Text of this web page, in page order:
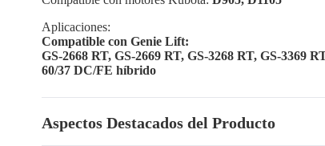
Aplicaciones:
Compatible con Genie Lift:
GS-2668 RT, GS-2669 RT, GS-3268 RT, GS-3369
60/37 DC/FE híbrido
Aspectos Destacados del Producto